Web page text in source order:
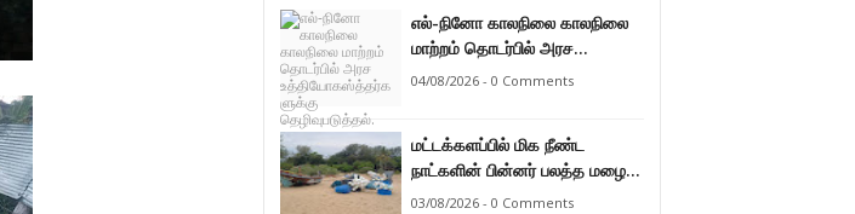
எல்-நினோ காலநிலை காலநிலை
மாற்றம் தொடர்பில் அரச
உத்தியோகஸ்த்தர்களுக்கு
04/08/2026 - 0 Comments
மட்டக்களப்பில் மிக நீண்ட
நாட்களின் பின்னர் பலத்த மழை
47.8 மில்லி மீற்றர் மழை வீழ்ச்சி
03/08/2026 - 0 Comments